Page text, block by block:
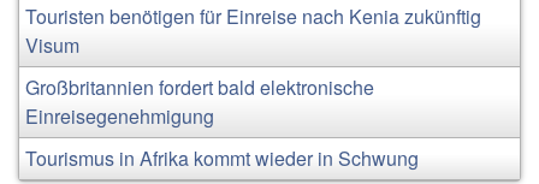
Touristen benötigen für Einreise nach Kenia zukünftig
Visum
Großbritannien fordert bald elektronische
Einreisegenehmigung
Tourismus in Afrika kommt wieder in Schwung